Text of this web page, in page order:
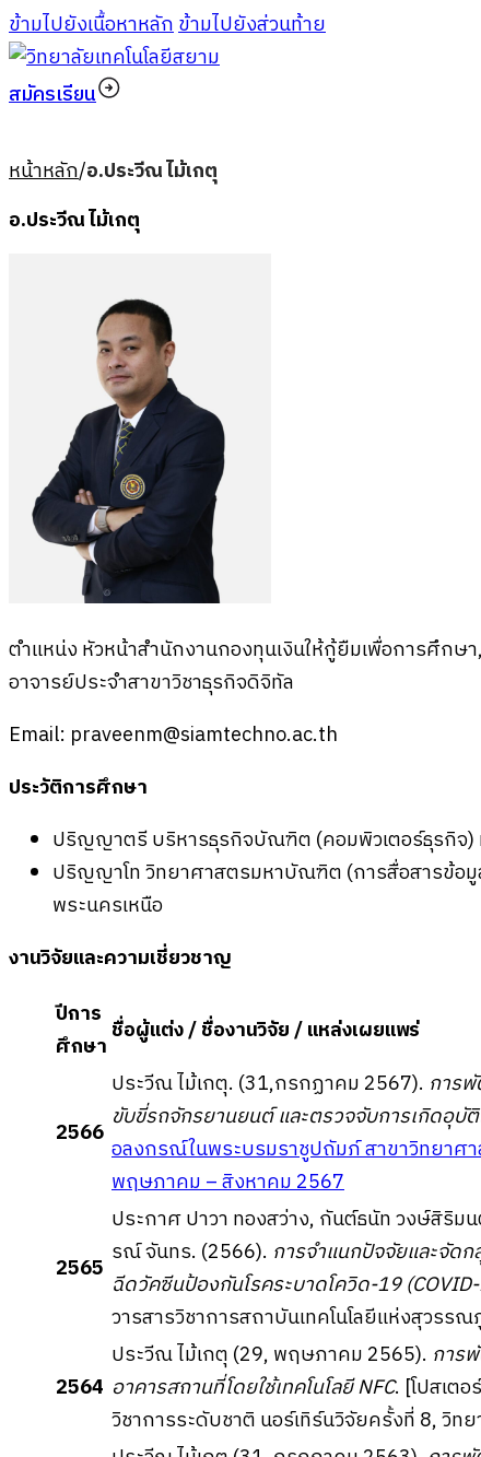
ข้ามไปยังเนื้อหาหลักข้ามไปยังส่วนท้าย
สมัครเรียน
หน้าหลัก/อ.ประวีณ ไม้เกตุ
อ.ประวีณ ไม้เกตุ
ตำแหน่ง หัวหน้าสำนักงานกองทุนเงินให้กู้ยืมเพื่อการศึก
อาจารย์ประจำสาขาวิชาธุรกิจดิจิทัล
Email: praveenm@siamtechno.ac.th
ประวัติการศึกษา
ปริญญาตรี บริหารธุรกิจบัณฑิต (คอมพิวเตอร์ธุรกิจ)
ปริญญาโท วิทยาศาสตรมหาบัณฑิต (การสื่อสารข้อมูล
พระนครเหนือ
งานวิจัยและความเชี่ยวชาญ
ปีการ
ศึกษา ชื่อผู้แต่ง / ชื่องานวิจัย / แหล่งเผยแพร่
2566
ประวีณ ไม้เกตุ. (31,กรกฏาคม 2567). การ
ขับขี่รถจักรยานยนต์ และตรวจจับการเกิดอุบั
อลงกรณ์ในพระบรมราชูปถัมภ์ สาขาวิทยาศา
พฤษภาคม – สิงหาคม 2567
2565
ประกาศ ปาวา ทองสว่าง, กันต์ธนัท วงษ์สิริม
รณ์ จันทร. (2566). การจำแนกปัจจัยและจัด
ฉีดวัคซีนป้องกันโรคระบาดโควิด-19
วารสารวิชาการสถาบันเทคโนโลยีแห่งสุวรร
2564
ประวีณ ไม้เกตุ (29, พฤษภาคม 2565). การ
อาคารสถานที่โดยใช้เทคโนโลยี NFC. [โปสเต
วิชาการระดับชาติ นอร์เทิร์นวิจัยครั้งที่ 8, วิท